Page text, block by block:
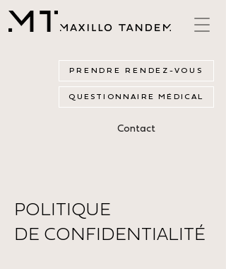
PRENDRE RENDEZ-VOUS
QUESTIONNAIRE MÉDICAL
Contact
POLITIQUE
DE CONFIDENTIALITÉ